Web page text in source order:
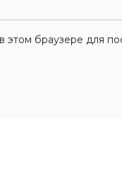
этом браузере для